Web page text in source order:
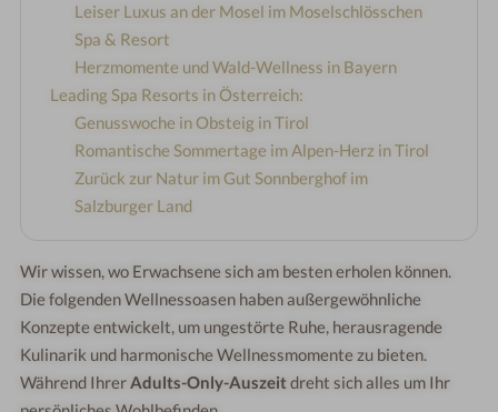
Leiser Luxus an der Mosel im Moselschlösschen
Spa & Resort
Herzmomente und Wald-Wellness in Bayern
Leading Spa Resorts in Österreich:
Genusswoche in Obsteig in Tirol
Romantische Sommertage im Alpen-Herz in Tirol
Zurück zur Natur im Gut Sonnberghof im
Salzburger Land
Wir wissen, wo Erwachsene sich am besten erholen können.
Die folgenden Wellnessoasen haben außergewöhnliche
Konzepte entwickelt, um ungestörte Ruhe, herausragende
Kulinarik und harmonische Wellnessmomente zu bieten.
Während IhrerAdults-Only-Auszeitdreht sich alles um Ihr